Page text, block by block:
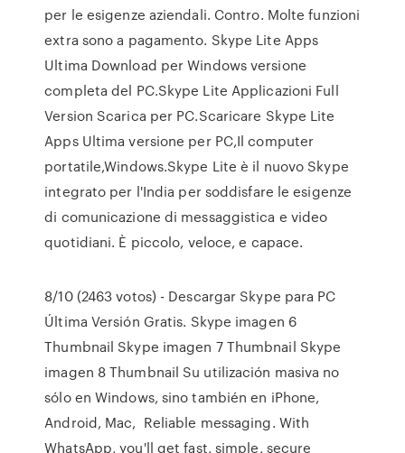
per le esigenze aziendali. Contro. Molte funzioni
extra sono a pagamento. Skype Lite Apps
Ultima Download per Windows versione
completa del PC.Skype Lite Applicazioni Full
Version Scarica per PC.Scaricare Skype Lite
Apps Ultima versione per PC,Il computer
portatile,Windows.Skype Lite è il nuovo Skype
integrato per l'India per soddisfare le esigenze
di comunicazione di messaggistica e video
quotidiani. È piccolo, veloce, e capace.
8/10 (2463 votos) - Descargar Skype para PC
Última Versión Gratis. Skype imagen 6
Thumbnail Skype imagen 7 Thumbnail Skype
imagen 8 Thumbnail Su utilización masiva no
sólo en Windows, sino también en iPhone,
Android, Mac, Reliable messaging. With
WhatsApp, you'll get fast, simple, secure